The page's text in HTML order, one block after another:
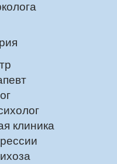
клиника